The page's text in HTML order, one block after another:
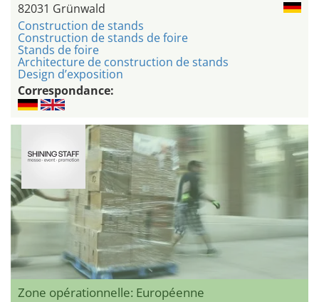
82031 Grünwald
Construction de stands
Construction de stands de foire
Stands de foire
Architecture de construction de stands
Design d’exposition
Correspondance:
Zone opérationnelle: Européenne